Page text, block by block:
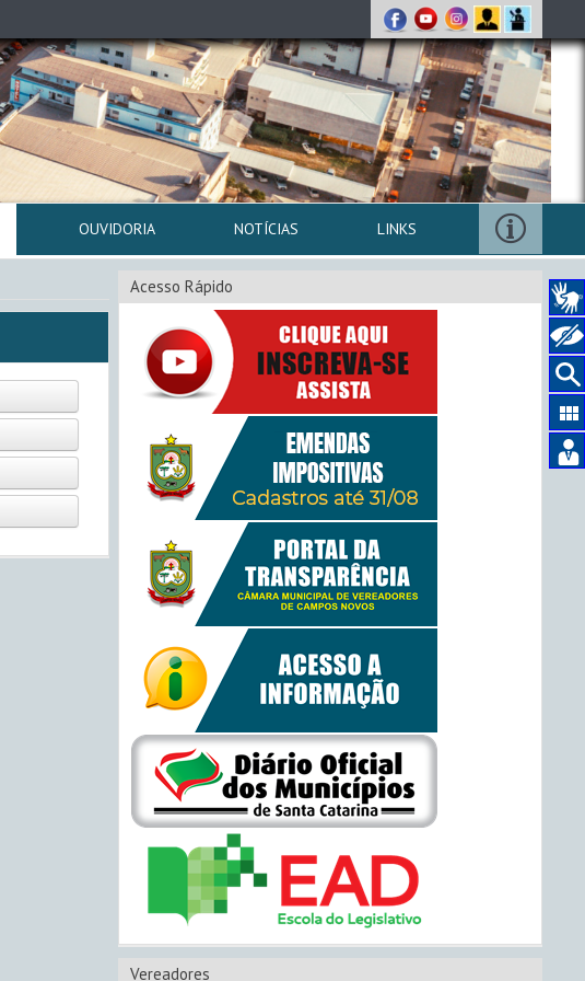
OUVIDORIA NOTÍCIAS LINKS
Acesso Rápido
Vereadores